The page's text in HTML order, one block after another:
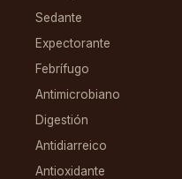
Sedante
Expectorante
Febrífugo
Antimicrobiano
Digestión
Antidiarreico
Antioxidante